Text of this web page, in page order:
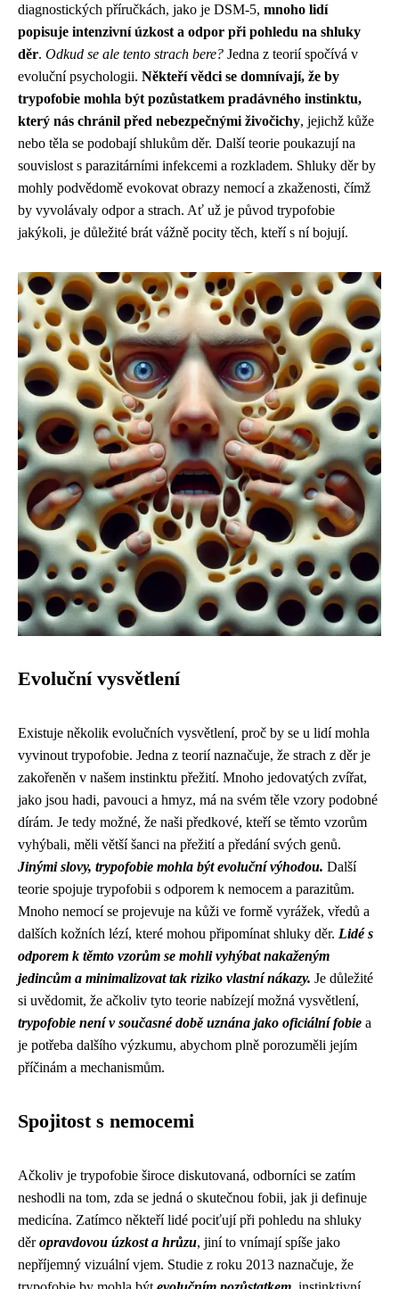
diagnostických příručkách, jako je DSM-5, mnoho lidí
popisuje intenzivní úzkost a odpor při pohledu na shluky
děr. Odkud se ale tento strach bere? Jedna z teorií spočívá v
evoluční psychologii. Někteří vědci se domnívají, že by
trypofobie mohla být pozůstatkem pradávného instinktu,
který nás chránil před nebezpečnými živočichy, jejichž kůže
nebo těla se podobají shlukům děr. Další teorie poukazují na
souvislost s parazitárními infekcemi a rozkladem. Shluky děr by
mohly podvědomě evokovat obrazy nemocí a zkaženosti, čímž
by vyvolávaly odpor a strach. Ať už je původ trypofobie
jakýkoli, je důležité brát vážně pocity těch, kteří s ní bojují.
Evoluční vysvětlení
Existuje několik evolučních vysvětlení, proč by se u lidí mohla
vyvinout trypofobie. Jedna z teorií naznačuje, že strach z děr je
zakořeněn v našem instinktu přežití. Mnoho jedovatých zvířat,
jako jsou hadi, pavouci a hmyz, má na svém těle vzory podobné
dírám. Je tedy možné, že naši předkové, kteří se těmto vzorům
vyhýbali, měli větší šanci na přežití a předání svých genů.
Jinými slovy, trypofobie mohla být evoluční výhodou. Další
teorie spojuje trypofobii s odporem k nemocem a parazitům.
Mnoho nemocí se projevuje na kůži ve formě vyrážek, vředů a
dalších kožních lézí, které mohou připomínat shluky děr. Lidé s
odporem k těmto vzorům se mohli vyhýbat nakaženým
jedincům a minimalizovat tak riziko vlastní nákazy. Je důležité
si uvědomit, že ačkoliv tyto teorie nabízejí možná vysvětlení,
trypofobie není v současné době uznána jako oficiální fobie a
je potřeba dalšího výzkumu, abychom plně porozuměli jejím
příčinám a mechanismům.
Spojitost s nemocemi
Ačkoliv je trypofobie široce diskutovaná, odborníci se zatím
neshodli na tom, zda se jedná o skutečnou fobii, jak ji definuje
medicína. Zatímco někteří lidé pociťují při pohledu na shluky
děropravdovou úzkost a hrůzu, jiní to vnímají spíše jako
nepříjemný vizuální vjem. Studie z roku 2013 naznačuje, že